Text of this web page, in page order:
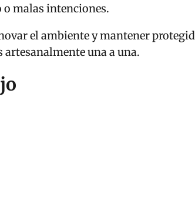
o malas intenciones.
el ambiente y mantener
una a una.